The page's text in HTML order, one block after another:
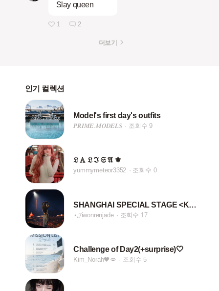
Slay queen
1 2
더보기
인기 컬렉션
Model's first day's outfits
𝑷𝑹𝑰𝑴𝑬.𝑴𝑶𝑫𝑬𝑳𝑺 조회수 9
𝔏 𝔸 𝔏 ℑ 𝔖 𝔄 ⚜️
yummymeteor3352 조회수 0
SHANGHAI SPECIAL STAGE <KJW>
⋆ㅤ𝓙iwonrenjade 조회수 17
Challenge of Day2(+surprise)🤍
Kim_Norah🖤💋 조회수 5